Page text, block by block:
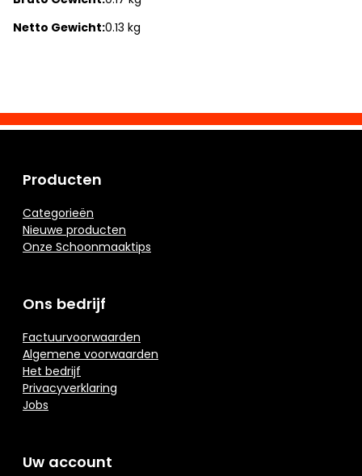
Netto Gewicht:0.13 kg
Producten
Categorieën
Nieuwe producten
Onze Schoonmaaktips
Ons bedrijf
Factuurvoorwaarden
Algemene voorwaarden
Het bedrijf
Privacyverklaring
Jobs
Uw account